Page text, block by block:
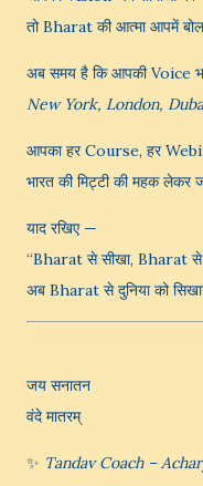
तो Bharat की आत्मा आपमें
अब समय है कि आपकी Voice
New York, London,
आपका हर Course, हर
भारत की मिट्टी की महक लेकर
याद रखिए —
“Bharat से सीखा, Bharat से
अब Bharat से दुनिया को
जय सनातन
वंदे मातरम्
✨ Tandav Coach –